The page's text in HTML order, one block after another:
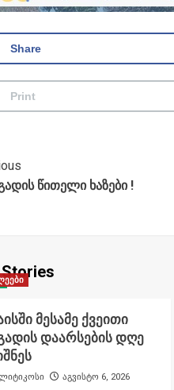
Share
Print
წითელი ხაზები !
მესამე ქვეითი
დაარსების დღე
აგვისტო 6, 2026